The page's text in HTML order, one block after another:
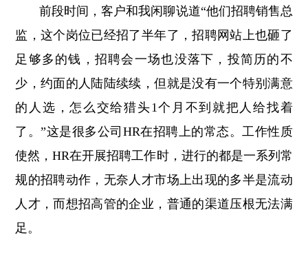
前段时间，客户和我闲聊说道“他们招聘销售总
监，这个岗位已经招了半年了，招聘网站上也砸了
足够多的钱，招聘会一场也没落下，投简历的不
少，约面的人陆陆续续，但就是没有一个特别满意
的人选，怎么交给猎头1个月不到就把人给找着
了。”这是很多公司HR在招聘上的常态。工作性质
使然，HR在开展招聘工作时，进行的都是一系列常
规的招聘动作，无奈人才市场上出现的多半是流动
人才，而想招高管的企业，普通的渠道压根无法满
足。